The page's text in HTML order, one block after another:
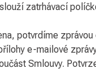
zatrhávací
potvrdíme
e-mailové
Smlouvy.